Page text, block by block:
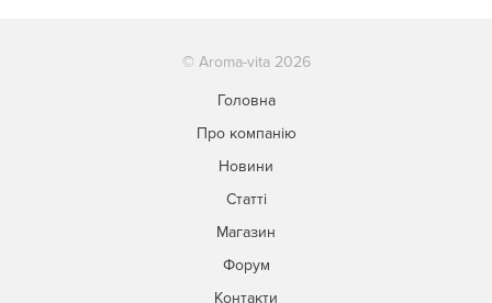
© Aroma-vita 2026
Головна
Про компанію
Новини
Статті
Магазин
Форум
Контакти